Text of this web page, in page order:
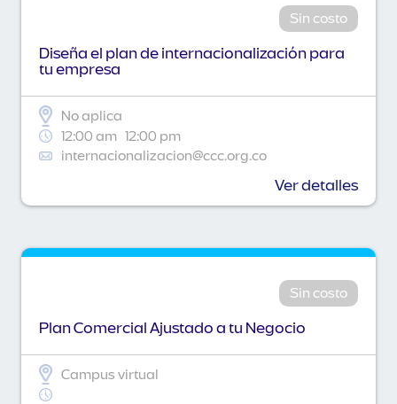
Sin costo
Diseña el plan de internacionalización para
tu empresa
No aplica
12:00 am 12:00 pm
internacionalizacion@ccc.org.co
Ver detalles
Sin costo
Plan Comercial Ajustado a tu Negocio
Campus virtual